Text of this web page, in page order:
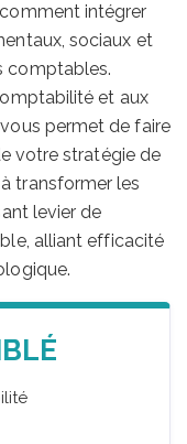
intégrer
sociaux et
comptables.
et aux
permet de faire
votre stratégie de
transformer les
levier de
alliant efficacité